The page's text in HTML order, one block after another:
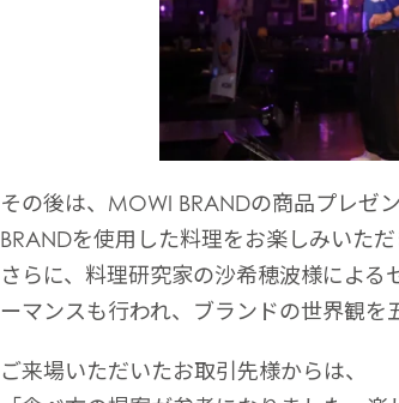
Mowi Belgium (FR)
Mowi Czechia (CZ)
Mowi Czechia (EN)
Mowi Faroe Islands
Mowi
Mowi
Mowi
Mowi
Mowi
Mowi Canada East
Mowi
投資家
その後は、MOWI BRANDの商品プレゼ
BRANDを使用した料理をお楽しみいただ
さらに、料理研究家の沙希穂波様によ
ーマンスも行われ、ブランドの世界観を
ご来場いただいたお取引先様からは、